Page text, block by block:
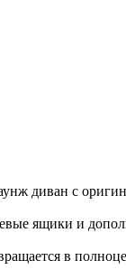
диван с
ящики и
в